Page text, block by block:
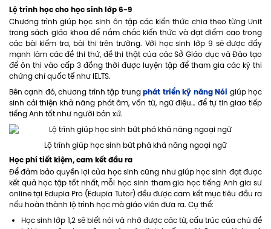
Lộ trình học cho học sinh lớp 6-9
Chương trình giúp học sinh ôn tập các kiến thức chia theo từng Unit
trong sách giáo khoa để nắm chắc kiến thức và đạt điểm cao trong
các bài kiểm tra, bài thi trên trường. Với học sinh lớp 9 sẽ được đẩy
mạnh làm các đề thi thử, đề thi thật của các Sở Giáo dục và Đào tạo
để ôn thi vào cấp 3 đồng thời được luyện tập để tham gia các kỳ thi
chứng chỉ quốc tế như IELTS.
Bên cạnh đó, chương trình tập trungphát triển kỹ năng Nói giúp học
sinh cải thiện khả năng phát âm, vốn từ, ngữ điệu… để tự tin giao tiếp
tiếng Anh tốt như người bản xứ.
Lộ trình giúp học sinh bứt phá khả năng ngoại ngữ
Học phí tiết kiệm, cam kết đầu ra
Để đảm bảo quyền lợi của học sinh cũng như giúp học sinh đạt được
kết quả học tập tốt nhất, mỗi học sinh tham gia học tiếng Anh gia sư
online tại Edupia Pro (Edupia Tutor) đều được cam kết mục tiêu đầu ra
nếu hoàn thành lộ trình học mà giáo viên đưa ra. Cụ thể:
Học sinh lớp 1,2 sẽ biết nói và nhớ được các từ, cấu trúc của chủ đề